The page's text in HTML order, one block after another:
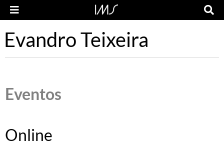
Evandro Teixeira
Eventos
Online